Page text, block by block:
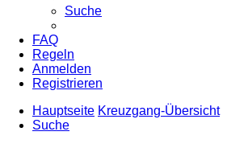
Suche
FAQ
Regeln
Anmelden
Registrieren
Hauptseite Kreuzgang-Übersicht
Suche